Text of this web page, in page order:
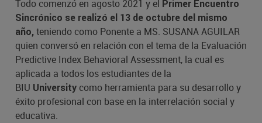
Todo comenzó en agosto 2021 y el Primer Encuentro
Sincrónico se realizó el 13 de octubre del mismo
año, teniendo como Ponente a MS. SUSANA AGUILAR
quien conversó en relación con el tema de la Evaluación
Predictive Index Behavioral Assessment, la cual es
aplicada a todos los estudiantes de la
BIU University como herramienta para su desarrollo y
éxito profesional con base en la interrelación social y
educativa.